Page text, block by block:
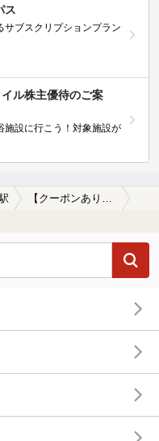
ス
サブスクリプションプラン
イル株主優待のご案
施設に行こう！対象施設が
【クーポンあり】冷え性に効能がある京成稲毛駅近くの温泉、日帰り温泉、スーパー銭湯おすすめ